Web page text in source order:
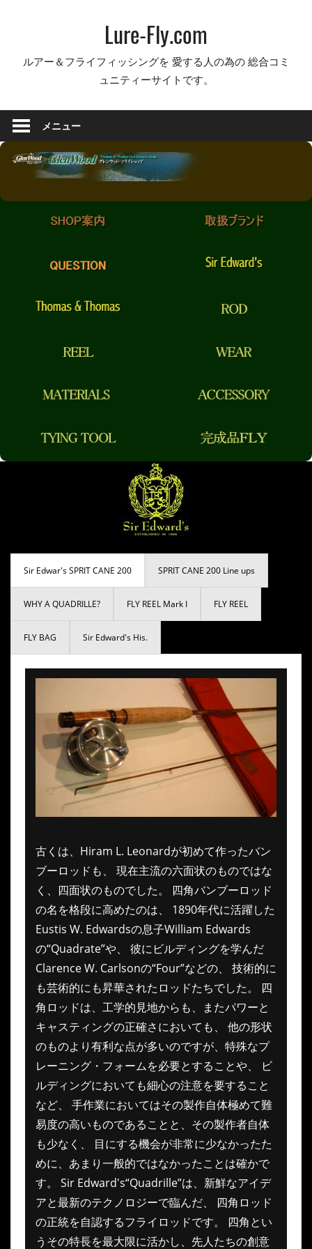
Lure-Fly.com
ルアー＆フライフィッシングを 愛する人の為の 総合コミ
ュニティーサイトです。
メニュー
Sir Edwar's SPRIT CANE 200 SPRIT CANE 200 Line ups
WHY A QUADRILLE? FLY REEL Mark I FLY REEL
FLY BAG Sir Edward's His.
古くは、Hiram L. Leonardが初めて作ったバン
ブーロッドも、 現在主流の六面状のものではな
く、四面状のものでした。 四角バンブーロッド
の名を格段に高めたのは、 1890年代に活躍した
Eustis W. Edwardsの息子William Edwards
の“Quadrate”や、 彼にビルディングを学んだ
Clarence W. Carlsonの“Four”などの、 技術的に
も芸術的にも昇華されたロッドたちでした。 四
角ロッドは、工学的見地からも、またパワーと
キャスティングの正確さにおいても、 他の形状
のものより有利な点が多いのですが、特殊なプ
レーニング・フォームを必要とすることや、 ビ
ルディングにおいても細心の注意を要すること
など、 手作業においてはその製作自体極めて難
易度の高いものであることと、その製作者自体
も少なく、 目にする機会が非常に少なかったた
めに、あまり一般的ではなかったことは確かで
す。 Sir Edward's“Quadrille”は、新鮮なアイデ
アと最新のテクノロジーで臨んだ、 四角ロッド
の正統を自認するフライロッドです。 四角とい
うその特長を最大限に活かし、先人たちの創意